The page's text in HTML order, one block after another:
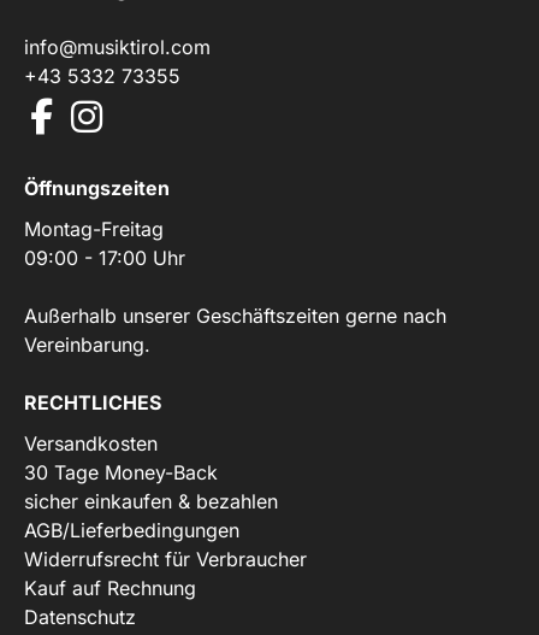
info@musiktirol.com
+43 5332 73355
Öffnungszeiten
Montag-Freitag
09:00 - 17:00 Uhr
Außerhalb unserer Geschäftszeiten gerne nach
Vereinbarung.
RECHTLICHES
Versandkosten
30 Tage Money-Back
sicher einkaufen & bezahlen
AGB/Lieferbedingungen
Widerrufsrecht für Verbraucher
Kauf auf Rechnung
Datenschutz